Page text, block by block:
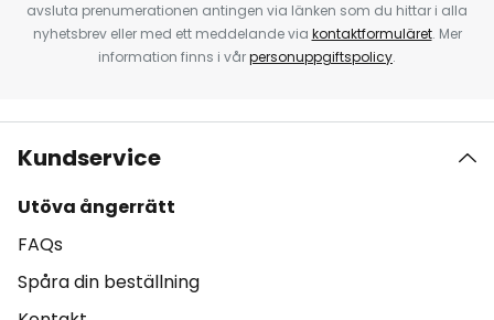
avsluta prenumerationen antingen via länken som du hittar i alla
nyhetsbrev eller med ett meddelande via kontaktformuläret. Mer
information finns i vårpersonuppgiftspolicy.
Kundservice
Utöva ångerrätt
FAQs
Spåra din beställning